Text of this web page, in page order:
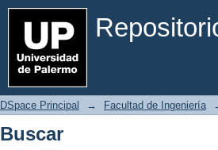
Buscar
DSpace Principal → Facultad de Ingeniería
Buscar